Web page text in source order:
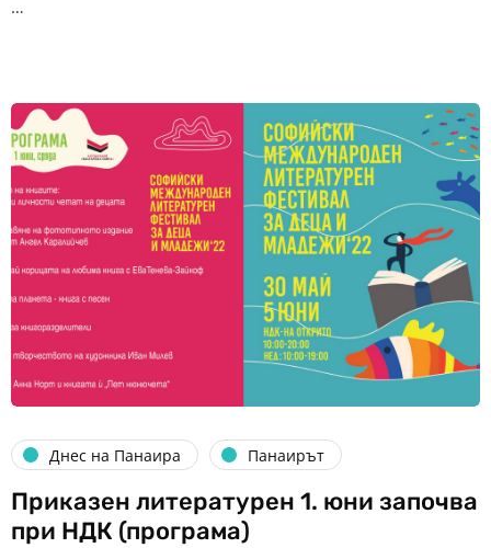
…
Днес на Панаира Панаирът
Приказен литературен 1. юни започва
при НДК (програма)